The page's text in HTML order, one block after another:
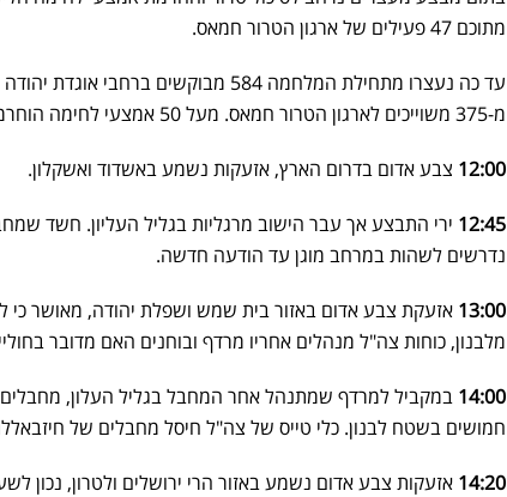
מתוכם 47 פעילים של ארגון הטרור חמאס.
עד כה נעצרו מתחילת המלחמה 584
מ-375 משוייכים לארגון הטרור חמאס. מעל 50 אמצעי לחימה הוחרמו על ידי כוחות הביטחון.
12:00 צבע אדום בדרום הארץ, אזעקות נשמע באשדוד ואשקלון.
12:45 ירי התבצע אך עבר הישוב מרגליות בגליל העליון. חשד
נדרשים לשהות במרחב מוגן עד הודעה חדשה.
13:00 אזעקת צבע אדום באזור בית שמש ושפלת יהודה, מאושר
מלבנון, כוחות צה"ל מנהלים אחריו מרדף ובוחנים האם מדובר
14:00 במקביל למרדף שמתנהל אחר המחבל בגליל העלון, מחבלים
חמושים בשטח לבנון. כלי טייס של צה"ל חיסל מחבלים של
14:20 אזעקות צבע אדום נשמע באזור הרי ירושלים ולטרון, נכון